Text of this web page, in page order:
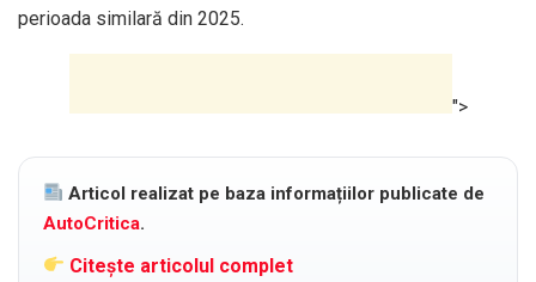
perioada similară din 2025.
">
Articol realizat pe baza informațiilor publicate de
AutoCritica.
Citește articolul complet